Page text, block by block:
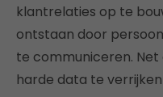
klantrelaties op te
ontstaan door
te communiceren.
harde data te